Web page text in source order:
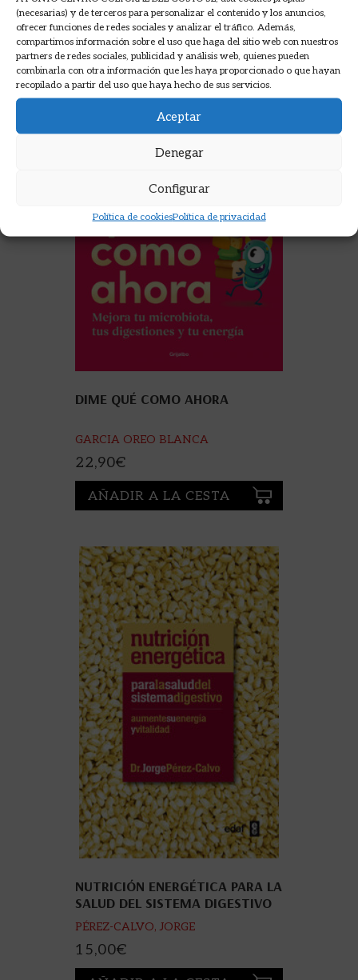
(necesarias) y de terceros para personalizar el contenido y los anuncios,
ofrecer funciones de redes sociales y analizar el tráfico. Además,
compartimos información sobre el uso que haga del sitio web con nuestros
partners de redes sociales, publicidad y análisis web, quienes pueden
combinarla con otra información que les haya proporcionado o que hayan
recopilado a partir del uso que haya hecho de sus servicios.
Aceptar
Denegar
Configurar
Política de cookiesPolítica de privacidad
AÑADIR A LA CESTA
DIME QUÉ COMO AHORA
GARCIA OREO BLANCA
22,90€
AÑADIR A LA CESTA
NUTRICIÓN ENERGÉTICA PARA LA
SALUD DEL SISTEMA DIGESTIVO
PÉREZ-CALVO, JORGE
15,00€